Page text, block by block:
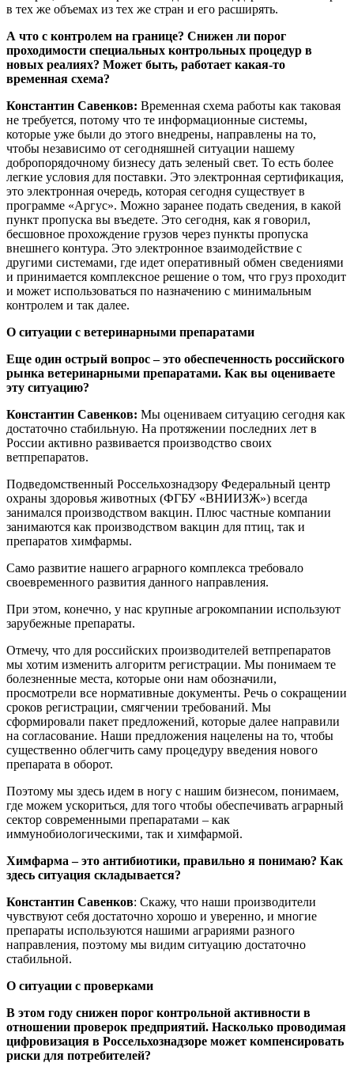
в тех же объемах из тех же стран и его расширять.
А что с контролем на границе? Снижен ли порог
проходимости специальных контрольных процедур в
новых реалиях? Может быть, работает какая-то
временная схема?
Константин Савенков: Временная схема работы как таковая
не требуется, потому что те информационные системы,
которые уже были до этого внедрены, направлены на то,
чтобы независимо от сегодняшней ситуации нашему
добропорядочному бизнесу дать зеленый свет. То есть более
легкие условия для поставки. Это электронная сертификация,
это электронная очередь, которая сегодня существует в
программе «Аргус». Можно заранее подать сведения, в какой
пункт пропуска вы въедете. Это сегодня, как я говорил,
бесшовное прохождение грузов через пункты пропуска
внешнего контура. Это электронное взаимодействие с
другими системами, где идет оперативный обмен сведениями
и принимается комплексное решение о том, что груз проходит
и может использоваться по назначению с минимальным
контролем и так далее.
О ситуации с ветеринарными препаратами
Еще один острый вопрос – это обеспеченность российского
рынка ветеринарными препаратами. Как вы оцениваете
эту ситуацию?
Константин Савенков: Мы оцениваем ситуацию сегодня как
достаточно стабильную. На протяжении последних лет в
России активно развивается производство своих
ветпрепаратов.
Подведомственный Россельхознадзору Федеральный центр
охраны здоровья животных (ФГБУ «ВНИИЗЖ») всегда
занимался производством вакцин. Плюс частные компании
занимаются как производством вакцин для птиц, так и
препаратов химфармы.
Само развитие нашего аграрного комплекса требовало
своевременного развития данного направления.
При этом, конечно, у нас крупные агрокомпании используют
зарубежные препараты.
Отмечу, что для российских производителей ветпрепаратов
мы хотим изменить алгоритм регистрации. Мы понимаем те
болезненные места, которые они нам обозначили,
просмотрели все нормативные документы. Речь о сокращении
сроков регистрации, смягчении требований. Мы
сформировали пакет предложений, которые далее направили
на согласование. Наши предложения нацелены на то, чтобы
существенно облегчить саму процедуру введения нового
препарата в оборот.
Поэтому мы здесь идем в ногу с нашим бизнесом, понимаем,
где можем ускориться, для того чтобы обеспечивать аграрный
сектор современными препаратами – как
иммунобиологическими, так и химфармой.
Химфарма – это антибиотики, правильно я понимаю? Как
здесь ситуация складывается?
Константин Савенков: Скажу, что наши производители
чувствуют себя достаточно хорошо и уверенно, и многие
препараты используются нашими аграриями разного
направления, поэтому мы видим ситуацию достаточно
стабильной.
О ситуации с проверками
В этом году снижен порог контрольной активности в
отношении проверок предприятий. Насколько проводимая
цифровизация в Россельхознадзоре может компенсировать
риски для потребителей?